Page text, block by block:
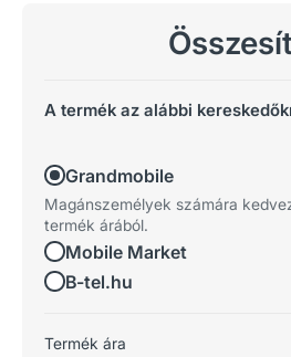
A termék az alábbi
Grandmobile
Magánszemélyek számára
termék árából.
Mobile Market
B-tel.hu
Termék ára